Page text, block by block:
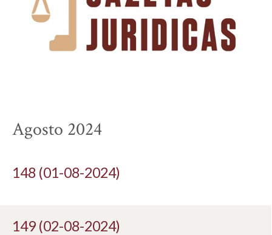
Agosto 2024
148 (01-08-2024)
149 (02-08-2024)